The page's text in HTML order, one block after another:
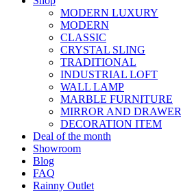
MODERN LUXURY
MODERN
CLASSIC
CRYSTAL SLING
TRADITIONAL
INDUSTRIAL LOFT
WALL LAMP
MARBLE FURNITURE
MIRROR AND DRAWER
DECORATION ITEM
Deal of the month
Showroom
Blog
FAQ
Rainny Outlet